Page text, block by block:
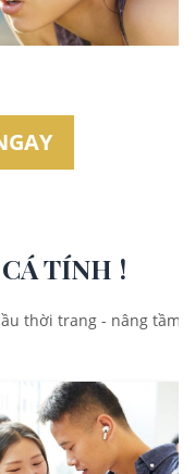
TÍNH !
thời trang - nâng tầm